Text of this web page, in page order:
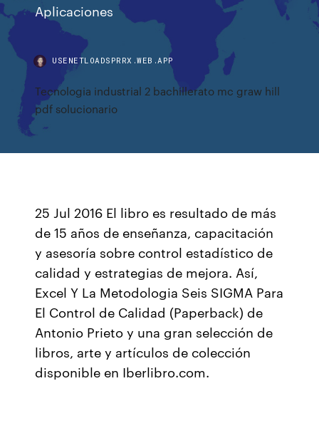
Aplicaciones
USENETLOADSPRRX.WEB.APP
Tecnologia industrial 2 bachillerato mc graw hill
pdf solucionario
25 Jul 2016 El libro es resultado de más
de 15 años de enseñanza, capacitación
y asesoría sobre control estadístico de
calidad y estrategias de mejora. Así,
Excel Y La Metodologia Seis SIGMA Para
El Control de Calidad (Paperback) de
Antonio Prieto y una gran selección de
libros, arte y artículos de colección
disponible en Iberlibro.com.